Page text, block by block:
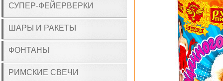
СУПЕР-ФЕЙЕРВЕРКИ
ШАРЫ И РАКЕТЫ
ФОНТАНЫ
РИМСКИЕ СВЕЧИ